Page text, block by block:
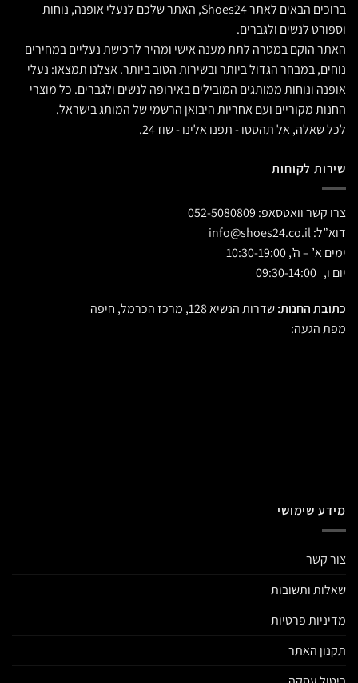
ברוכים הבאים לאתר Shoes24, האתר שלכם לנעלי אופנה, נוחות
וספורט לנשים ולגברים.
האתר הוקם במטרה לתת מענה אישי ומהיר לרכישת נעליים במחירים
נוחים, במבחר הגדול ביותר ובשירות הטוב ביותר. אצלנו תמצאו: נעלי
אופנה ונוחות ממותגים המובילים באירופה לנשים ולגברים. כל מוצרי
החנות מקוריים ועם אחריות היבואן הרשמי של המותג בישראל.
לכל שאלה, אל תהססו - תפנו אלינו - שוז 24.
שירות לקוחות
צרו קשר וואטסאפ: 052-5080809
דוא”ל:
ימים א’ – ה’, 10:30-19:00
יום ו, 09:30-14:00
כתובת החנות:שדרות הנשיא 128, מרכז הכרמל, חיפה
מפת הגעה:
מידע שימושי
צור קשר
שאלות ותשובות
מדיניות פרטיות
תקנון האתר